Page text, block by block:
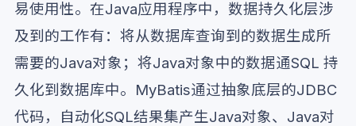
易使用性。在Java应用程序中，数据持久化层涉
及到的工作有：将从数据库查询到的数据生成所
需要的Java对象；将Java对象中的数据通SQL 持
久化到数据库中。MyBatis通过抽象底层的JDBC
代码，自动化SQL结果集产生Java对象、Java对